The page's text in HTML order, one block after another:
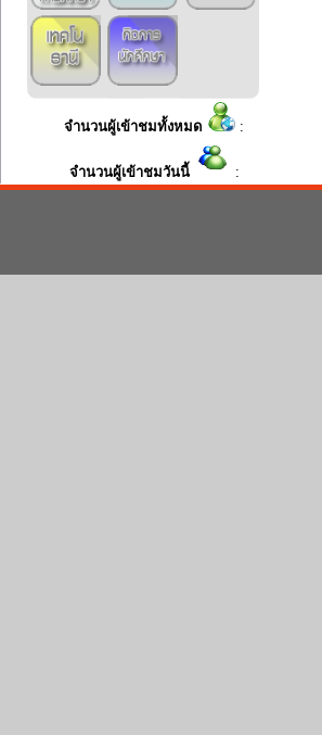
จำนวนผู้เข้าชมทั้งหมด :
จำนวนผู้เข้าชมวันนี้ :